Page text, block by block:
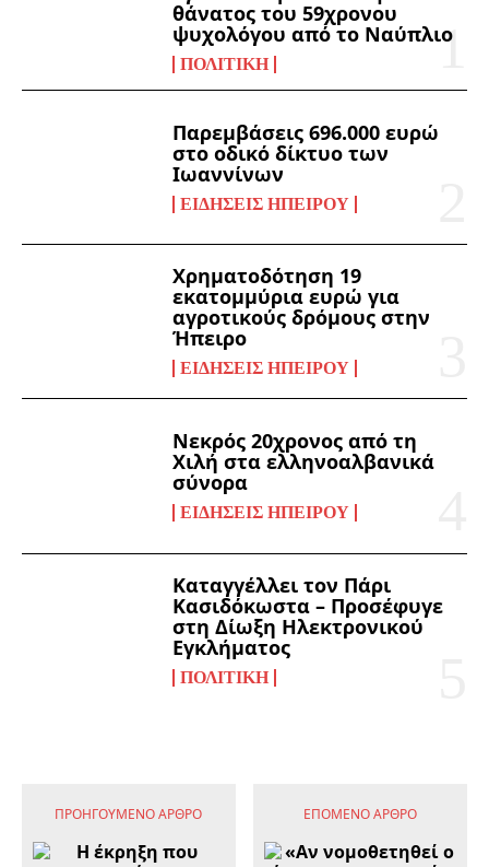
θάνατος του 59χρονου
ψυχολόγου από το Ναύπλιο
ΠΟΛΙΤΙΚΉ
Παρεμβάσεις 696.000 ευρώ
στο οδικό δίκτυο των
Ιωαννίνων
ΕΙΔΉΣΕΙΣ ΗΠΕΊΡΟΥ
Χρηματοδότηση 19
εκατομμύρια ευρώ για
αγροτικούς δρόμους στην
Ήπειρο
ΕΙΔΉΣΕΙΣ ΗΠΕΊΡΟΥ
Νεκρός 20χρονος από τη
Χιλή στα ελληνοαλβανικά
σύνορα
ΕΙΔΉΣΕΙΣ ΗΠΕΊΡΟΥ
Καταγγέλλει τον Πάρι
Κασιδόκωστα – Προσέφυγε
στη Δίωξη Ηλεκτρονικού
Εγκλήματος
ΠΟΛΙΤΙΚΉ
ΠΡΟΗΓΟΎΜΕΝΟ ΆΡΘΡΟ ΕΠΌΜΕΝΟ ΆΡΘΡΟ